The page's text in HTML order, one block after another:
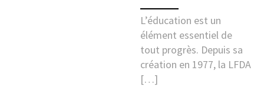
L’éducation est un
élément essentiel de
tout progrès. Depuis sa
création en 1977, la LFDA
[…]